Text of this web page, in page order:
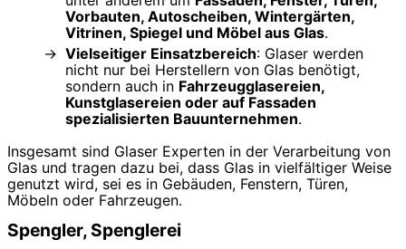
Vorbauten, Autoscheiben, Wintergärten,
Vitrinen, Spiegel und Möbel aus Glas.
Vielseitiger Einsatzbereich: Glaser werden
nicht nur bei Herstellern von Glas benötigt,
sondern auch in Fahrzeugglasereien,
Kunstglasereien oder auf Fassaden
spezialisierten Bauunternehmen.
Insgesamt sind Glaser Experten in der Verarbeitung von
Glas und tragen dazu bei, dass Glas in vielfältiger Weise
genutzt wird, sei es in Gebäuden, Fenstern, Türen,
Möbeln oder Fahrzeugen.
Spengler, Spenglerei